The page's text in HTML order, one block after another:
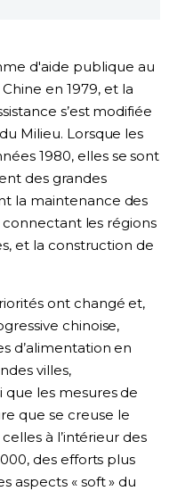
d'aide publique au
en 1979, et la
s’est modifiée
Milieu. Lorsque les
1980, elles se sont
des grandes
la maintenance des
connectant les régions
et la construction de
ont changé et,
chinoise,
d’alimentation en
villes,
que les mesures de
que se creuse le
à l’intérieur des
des efforts plus
aspects « soft » du